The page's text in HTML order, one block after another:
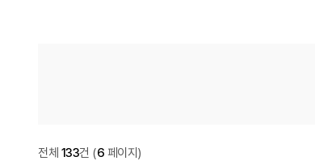
복지정보
전체 133건 (6 페이지)